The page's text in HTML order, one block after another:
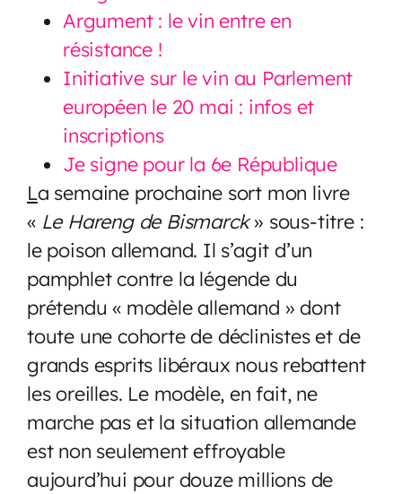
Argument : le vin entre en
résistance !
Initiative sur le vin au Parlement
européen le 20 mai : infos et
inscriptions
Je signe pour la 6e République
La semaine prochaine sort mon livre
«Le Hareng de Bismarck» sous-titre :
le poison allemand. Il s’agit d’un
pamphlet contre la légende du
prétendu « modèle allemand » dont
toute une cohorte de déclinistes et de
grands esprits libéraux nous rebattent
les oreilles. Le modèle, en fait, ne
marche pas et la situation allemande
est non seulement effroyable
aujourd’hui pour douze millions de